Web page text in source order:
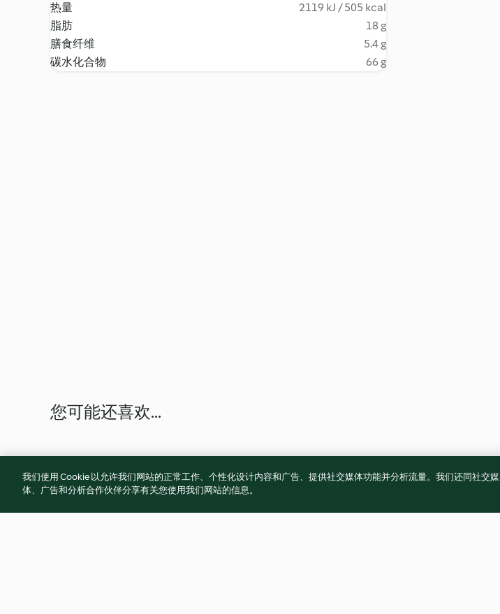
热量
2119 kJ / 505 kcal
脂肪
18 g
膳食纤维
5.4 g
碳水化合物
66 g
您可能还喜欢...
我们使用 Cookie 以允许我们网站的正常工作、个性化设计内容和广告、提供社交媒体功能并分析流量。我们还同社交媒
体、广告和分析合作伙伴分享有关您使用我们网站的信息。